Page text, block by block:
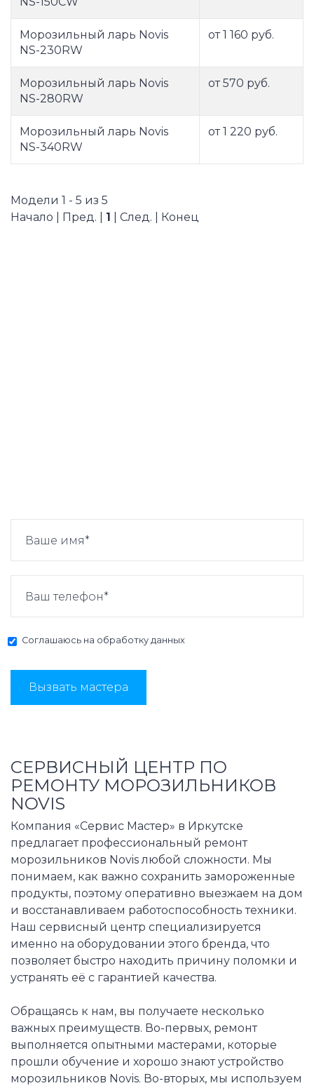
Морозильный ларь Novis
NS-230RW
от 1 160 руб.
Морозильный ларь Novis
NS-280RW
от 570 руб.
Морозильный ларь Novis
NS-340RW
от 1 220 руб.
Модели 1 - 5 из 5
Начало | Пред. | 1 | След. | Конец
Соглашаюсь на обработку данных
Вызвать мастера
СЕРВИСНЫЙ ЦЕНТР ПО
РЕМОНТУ МОРОЗИЛЬНИКОВ
NOVIS
Компания «Сервис Мастер» в Иркутске
предлагает профессиональный ремонт
морозильников Novis любой сложности. Мы
понимаем, как важно сохранить замороженные
продукты, поэтому оперативно выезжаем на дом
и восстанавливаем работоспособность техники.
Наш сервисный центр специализируется
именно на оборудовании этого бренда, что
позволяет быстро находить причину поломки и
устранять её с гарантией качества.
Обращаясь к нам, вы получаете несколько
важных преимуществ. Во-первых, ремонт
выполняется опытными мастерами, которые
прошли обучение и хорошо знают устройство
морозильников Novis. Во-вторых, мы используем